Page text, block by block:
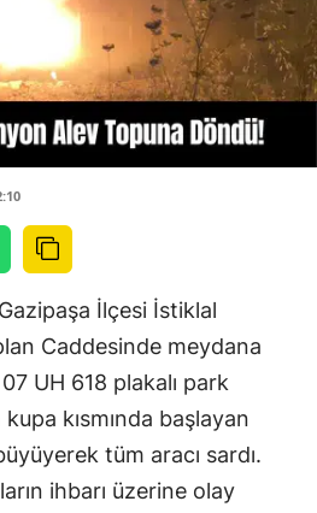
İlçesi İstiklal
Caddesinde meydana
UH 618 plakalı park
kısmında başlayan
tüm aracı sardı.
ihbarı üzerine olay